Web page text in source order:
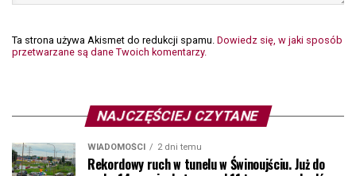
Ta strona używa Akismet do redukcji spamu. Dowiedz się, w jaki sposób
przetwarzane są dane Twoich komentarzy.
NAJCZĘŚCIEJ CZYTANE
WIADOMOŚCI 2 dni temu
Rekordowy ruch w tunelu w Świnoujściu. Już do